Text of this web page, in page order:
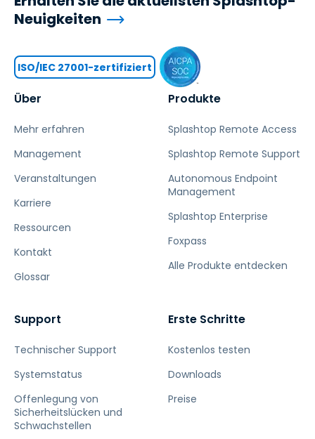
Über
Mehr erfahren
Management
Veranstaltungen
Karriere
Ressourcen
Kontakt
Glossar
Produkte
Splashtop Remote Access
Splashtop Remote Support
Autonomous Endpoint
Management
Splashtop Enterprise
Foxpass
Alle Produkte entdecken
Support
Technischer Support
Systemstatus
Offenlegung von
Sicherheitslücken und
Schwachstellen
Erste Schritte
Kostenlos testen
Downloads
Preise
Neuigkeiten
ISO/IEC 27001-zertifiziert